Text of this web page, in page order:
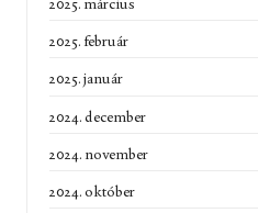
2025. február
2025. január
2024. december
2024. november
2024. október